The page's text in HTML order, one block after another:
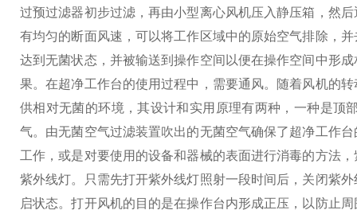
过预过滤器初步过滤，再由小型离心风机压入静压箱，然
有均匀的断面风速，可以将工作区域中的原始空气排除，
达到无菌状态，并被输送到操作空间以便在操作空间中形
果。在超净工作台的使用过程中，需要通风。随着风机的
供相对无菌的环境，其设计和实用原理有两种，一种是顶
气。由无菌空气过滤装置吹出的无菌空气确保了超净工作
工作，或是对要使用的设备和器械的表面进行消毒的方法
紫外线灯。只需先打开紫外线灯照射一段时间后，关闭紫
启状态。打开风机的目的是在操作台内形成正压，以防止